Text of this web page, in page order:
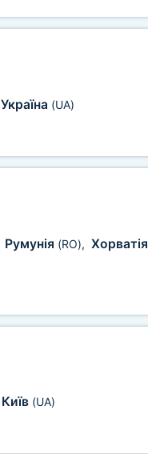
Україна (UA)
Румунія (RO), Хорватія
Київ (UA)